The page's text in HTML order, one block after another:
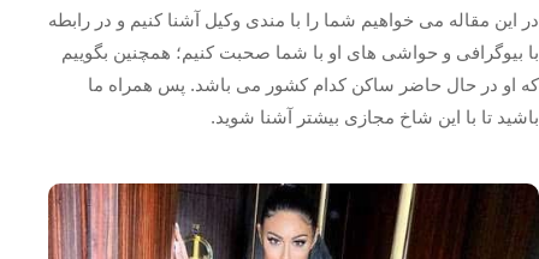
در این مقاله می خواهیم شما را با مندی وکیل آشنا کنیم و در رابطه
با بیوگرافی و حواشی های او با شما صحبت کنیم؛ همچنین بگوییم
که او در حال حاضر ساکن کدام کشور می باشد. پس همراه ما
باشید تا با این شاخ مجازی بیشتر آشنا شوید.